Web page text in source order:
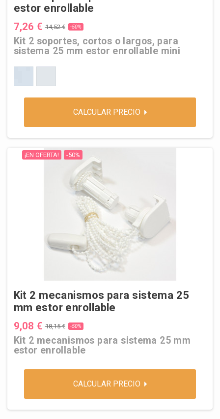
estor enrollable
7,26 € 14,52 € -50%
Kit 2 soportes, cortos o largos, para
sistema 25 mm estor enrollable mini
CALCULAR PRECIO
¡EN OFERTA! -50%
Kit 2 mecanismos para sistema 25
mm estor enrollable
9,08 € 18,15 € -50%
Kit 2 mecanismos para sistema 25 mm
estor enrollable
CALCULAR PRECIO